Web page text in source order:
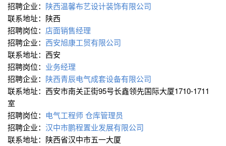
招聘企业： 陕西温馨布艺设计装饰有限公司
联系地址：陕西
招聘岗位： 店面销售经理
招聘企业： 西安旭康工贸有限公司
联系地址：西安
招聘岗位： 业务经理
招聘企业： 陕西青辰电气成套设备有限公司
联系地址：西安市南关正街95号长鑫领先国际大厦1710-1711
室
招聘岗位： 电气工程师仓库管理员
招聘企业： 汉中市鹏程置业发展有限公司
联系地址：陕西省汉中市五一大厦